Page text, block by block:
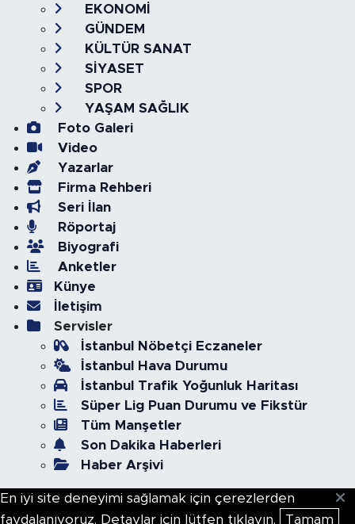
EKONOMİ
GÜNDEM
KÜLTÜR SANAT
SİYASET
SPOR
YAŞAM SAĞLIK
Foto Galeri
Video
Yazarlar
Firma Rehberi
Seri İlan
Röportaj
Biyografi
Anketler
Künye
İletişim
Servisler
İstanbul Nöbetçi Eczaneler
İstanbul Hava Durumu
İstanbul Trafik Yoğunluk Haritası
Süper Lig Puan Durumu ve Fikstür
Tüm Manşetler
Son Dakika Haberleri
Haber Arşivi
En iyi site deneyimi sağlamak için çerezlerden
faydalanıyoruz. Detaylar için lütfen tıklayın.
Tamam